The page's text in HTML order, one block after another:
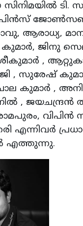
സിനിമയില്‍ ടി.
പ്രിന്‍സ്
ആരാധ്യ,
ജിനു
,
ജി , സുരേഷ്
കുമാര്‍ ,
, ജയചന്ദ്രന്‍
വിപിന്‍
എന്നിവര്‍
എത്തുന്നു.